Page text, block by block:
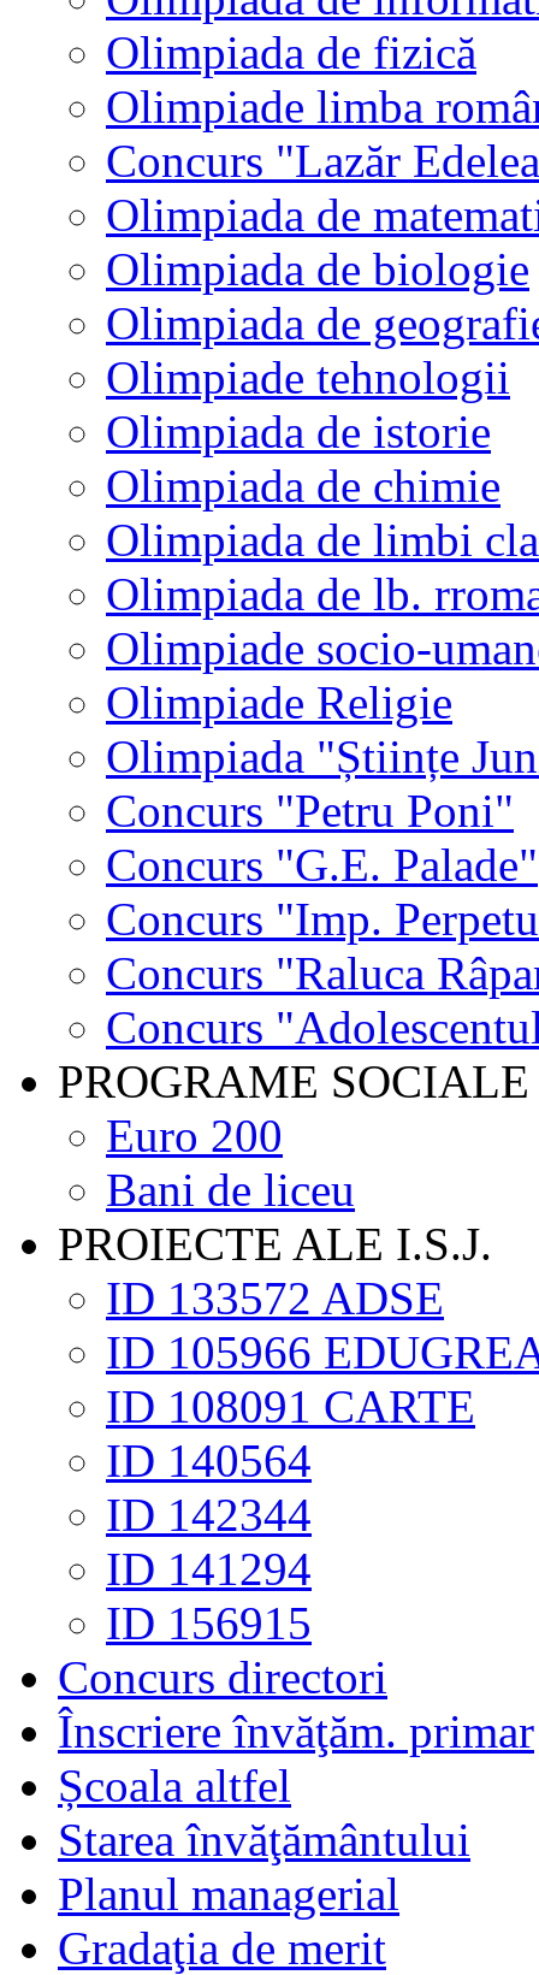
Olimpiada de fizică
Olimpiade limba
Concurs "Lazăr
Olimpiada de
Olimpiada de biologie
Olimpiada de
Olimpiade tehnologii
Olimpiada de istorie
Olimpiada de chimie
Olimpiada de limbi
Olimpiada de lb.
Olimpiade socio-
Olimpiade Religie
Olimpiada "Științe
Concurs "Petru Poni"
Concurs "G.E. Palade"
Concurs "Imp.
Concurs "Raluca
Concurs
PROGRAME SOCIALE
Euro 200
Bani de liceu
PROIECTE ALE I.S.J.
ID 133572 ADSE
ID 105966
ID 108091 CARTE
ID 140564
ID 142344
ID 141294
ID 156915
Concurs directori
Înscriere învăţăm. primar
Școala altfel
Starea învăţământului
Planul managerial
Gradaţia de merit